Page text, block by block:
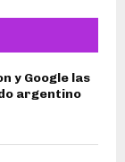
y Google las
argentino